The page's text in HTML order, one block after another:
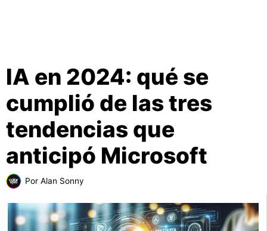
IA en 2024: qué se
cumplió de las tres
tendencias que
anticipó Microsoft
Por Alan Sonny